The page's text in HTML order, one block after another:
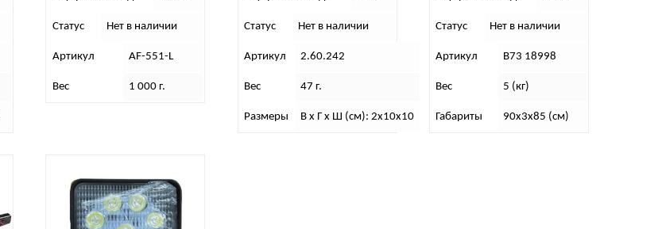
Статус Нет в наличии
Артикул AF-551-L
Вес 1 000 г.
Статус Нет в наличии
Артикул 2.60.242
Вес 47 г.
Размеры В х Г х Ш (см): 2х10х10
Статус Нет в наличии
Артикул В73 18998
Вес 5 (кг)
Габариты 90х3х85 (см)